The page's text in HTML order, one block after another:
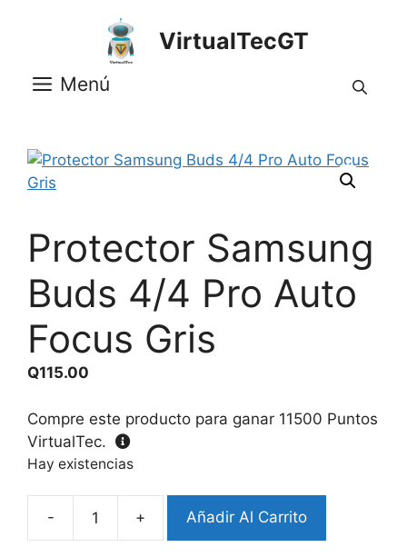
VirtualTecGT
Menú
Protector Samsung
Buds 4/4 Pro Auto
Focus Gris
Q115.00
Compre este producto para ganar 11500 Puntos
VirtualTec.
Hay existencias
-
Protector
+ Añadir Al Carrito